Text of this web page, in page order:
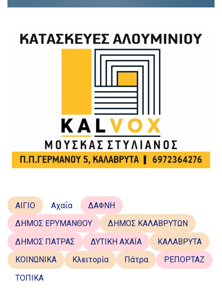
ΑΙΓΙΟ Αχαΐα
ΔΑΦΝΗ
ΔΗΜΟΣ ΕΡΥΜΑΝΘΟΥ
ΔΗΜΟΣ ΚΑΛΑΒΡΥΤΩΝ
ΔΗΜΟΣ ΠΑΤΡΑΣ
ΔΥΤΙΚΗ ΑΧΑΪΑ
ΚΑΛΑΒΡΥΤΑ
ΚΟΙΝΩΝΙΚΑ
Κλειτορία Πάτρα
ΡΕΠΟΡΤΑΖ
ΤΟΠΙΚΑ